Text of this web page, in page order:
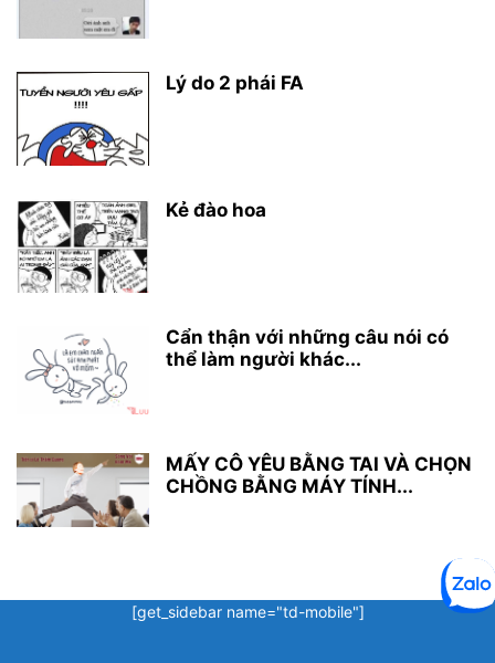
Lý do 2 phái FA
Kẻ đào hoa
Cẩn thận với những câu nói có
thể làm người khác...
MẤY CÔ YÊU BẰNG TAI VÀ CHỌN
CHỒNG BẰNG MÁY TÍNH...
[get_sidebar name="td-mobile"]